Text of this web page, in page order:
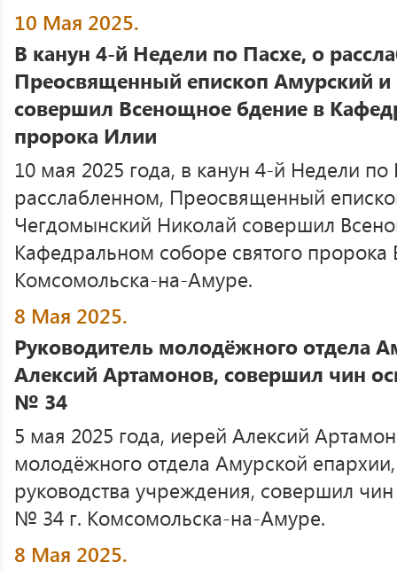
10 Мая 2025.
В канун 4-й Недели по Пасхе, о
Преосвященный епископ Амурский
совершил Всенощное бдение в
пророка Илии
10 мая 2025 года, в канун 4-й Недели по
расслабленном, Преосвященный
Чегдомынский Николай совершил
Кафедральном соборе святого
Комсомольска-на-Амуре.
8 Мая 2025.
Руководитель молодёжного отдела
Алексий Артамонов, совершил чин
№ 34
5 мая 2025 года, иерей Алексий
молодёжного отдела Амурской
руководства учреждения, совершил
№ 34 г. Комсомольска-на-Амуре.
8 Мая 2025.